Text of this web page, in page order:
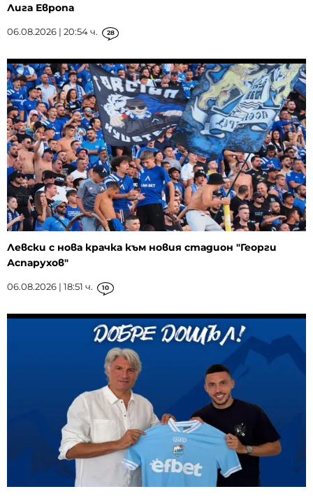
Лига Европа
06.08.2026 | 20:54 ч. 28
Левски с нова крачка към новия стадион "Георги
Аспарухов"
06.08.2026 | 18:51 ч. 10